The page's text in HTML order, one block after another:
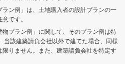
ラン例」は、土地購入者の設計プランの一
です。
物プラン例」に関して、そのプラン例は特
当該建築請負会社以外で建てた場合、同様
りません。また、建築請負会社を特定す